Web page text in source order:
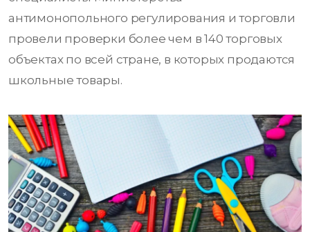
антимонопольного регулирования и торговли
провели проверки более чем в 140 торговых
объектах по всей стране, в которых продаются
школьные товары.